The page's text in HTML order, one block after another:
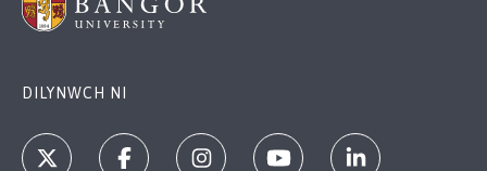
DILYNWCH NI